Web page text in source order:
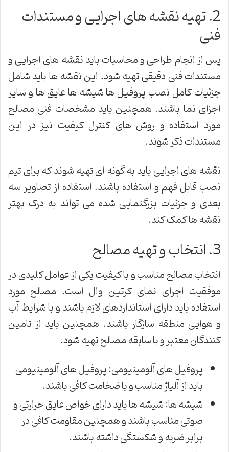
2. تهیه نقشه های اجرایی و مستندات
فنی
پس از انجام طراحی و محاسبات باید نقشه های اجرایی و
مستندات فنی دقیقی تهیه شود. این نقشه ها باید شامل
جزئیات کامل نصب پروفیل ها شیشه ها عایق ها و سایر
اجزای نما باشند. همچنین باید مشخصات فنی مصالح
مورد استفاده و روش های کنترل کیفیت نیز در این
مستندات ذکر شوند.
نقشه های اجرایی باید به گونه ای تهیه شوند که برای تیم
نصب قابل فهم و استفاده باشند. استفاده از تصاویر سه
بعدی و جزئیات بزرگنمایی شده می تواند به درک بهتر
نقشه ها کمک کند.
3. انتخاب و تهیه مصالح
انتخاب مصالح مناسب و با کیفیت یکی از عوامل کلیدی در
موفقیت اجرای نمای کرتین وال است. مصالح مورد
استفاده باید دارای استانداردهای لازم باشند و با شرایط آب
و هوایی منطقه سازگار باشند. همچنین باید از تامین
کنندگان معتبر و با سابقه مصالح تهیه شود.
پروفیل های آلومینیومی: پروفیل های آلومینیومی
باید از آلیاژ مناسب و با ضخامت کافی باشند.
شیشه ها: شیشه ها باید دارای خواص عایق حرارتی و
صوتی مناسب باشند و همچنین مقاومت کافی در
برابر ضربه و شکستگی داشته باشند.